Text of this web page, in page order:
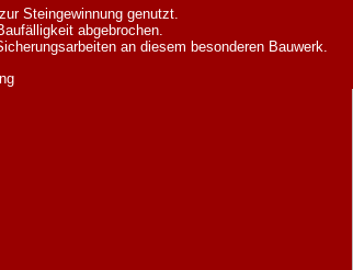
Steingewinnung genutzt.
abgebrochen.
an diesem besonderen Bauwerk.